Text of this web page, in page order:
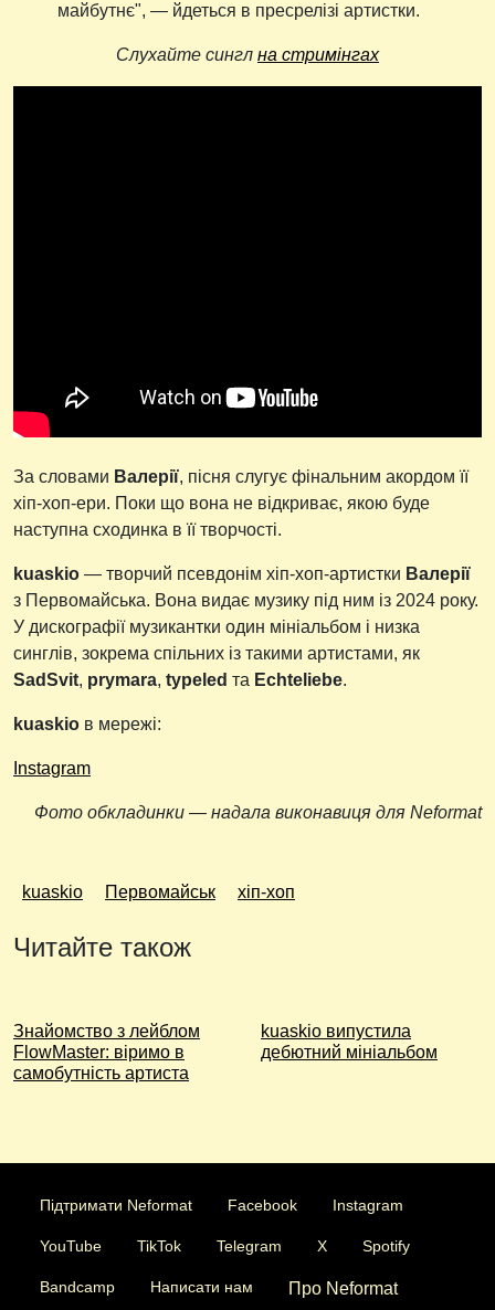
майбутнє", — йдеться в пресрелізі артистки.
Слухайте сингл на стримінгах
За словами Валерії, пісня слугує фінальним акордом її
хіп-хоп-ери. Поки що вона не відкриває, якою буде
наступна сходинка в її творчості.
kuaskio — творчий псевдонім хіп-хоп-артистки Валерії
з Первомайська. Вона видає музику під ним із 2024 року.
У дискографії музикантки один мініальбом і низка
синглів, зокрема спільних із такими артистами, як
SadSvit, prymara, typeled та Echteliebe.
kuaskio в мережі:
Instagram
Фото обкладинки — надала виконавиця для Neformat
kuaskio Первомайськ хіп-хоп
Читайте також
Знайомство з лейблом
FlowMaster: віримо в
самобутність артиста
kuaskio випустила
дебютний мініальбом
Підтримати Neformat Facebook Instagram
YouTube TikTok Telegram X Spotify
Bandcamp Написати нам Про Neformat